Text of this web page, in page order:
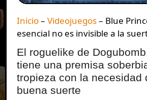
Inicio– Videojuegos– Blue
esencial no es invisible a la
El roguelike de
tiene una premisa
tropieza con la necesidad
buena suerte